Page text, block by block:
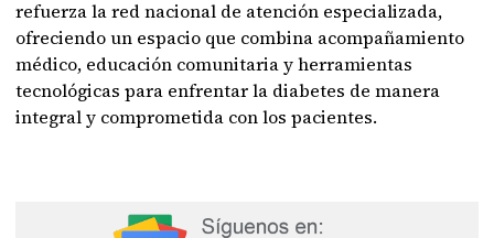
refuerza la red nacional de atención especializada,
ofreciendo un espacio que combina acompañamiento
médico, educación comunitaria y herramientas
tecnológicas para enfrentar la diabetes de manera
integral y comprometida con los pacientes.